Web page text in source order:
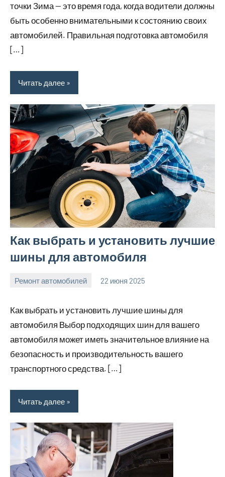
точки Зима — это время года, когда водители должны
быть особенно внимательными к состоянию своих
автомобилей. Правильная подготовка автомобиля
[…]
Читать далее
Как выбрать и установить лучшие
шины для автомобиля
Ремонт автомобилей 22 июня 2025
Как выбрать и установить лучшие шины для
автомобиля Выбор подходящих шин для вашего
автомобиля может иметь значительное влияние на
безопасность и производительность вашего
транспортного средства. […]
Читать далее